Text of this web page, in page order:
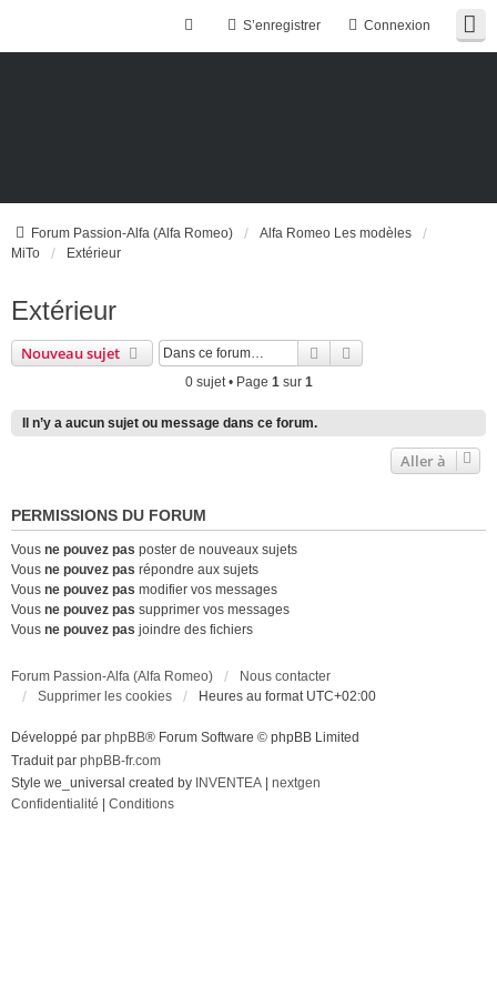
Connexion
S’enregistrer
Forum Passion-Alfa (Alfa Romeo)
Alfa Romeo Les modèles
MiTo
Extérieur
Extérieur
Nouveau sujet Rechercher
0 sujet • Page 1sur 1
Il n’y a aucun sujet ou message dans ce forum.
Aller à
PERMISSIONS DU FORUM
Vous ne pouvez pas poster de nouveaux sujets
Vous ne pouvez pas répondre aux sujets
Vous ne pouvez pas modifier vos messages
Vous ne pouvez pas supprimer vos messages
Vous ne pouvez pas joindre des fichiers
Forum Passion-Alfa (Alfa Romeo)
Nous contacter
Supprimer les cookies
Heures au format UTC+02:00
Développé par phpBB® Forum Software © phpBB Limited
Traduit par phpBB-fr.com
Style we_universal created by INVENTEA
nextgen
Confidentialité
Conditions